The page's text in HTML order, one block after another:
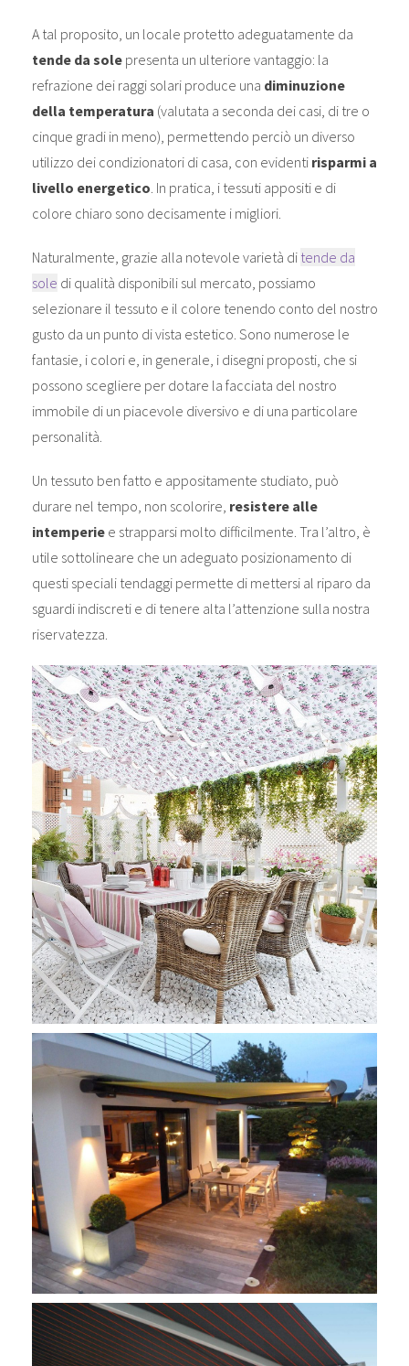
A tal proposito, un locale protetto adeguatamente da
tende da solepresenta un ulteriore vantaggio: la
refrazione dei raggi solari produce una diminuzione
della temperatura (valutata a seconda dei casi, di tre o
cinque gradi in meno), permettendo perciò un diverso
utilizzo dei condizionatori di casa, con evidenti risparmi a
livello energetico. In pratica, i tessuti appositi e di
colore chiaro sono decisamente i migliori.
Naturalmente, grazie alla notevole varietà di tende da
sole di qualità disponibili sul mercato, possiamo
selezionare il tessuto e il colore tenendo conto del nostro
gusto da un punto di vista estetico. Sono numerose le
fantasie, i colori e, in generale, i disegni proposti, che si
possono scegliere per dotare la facciata del nostro
immobile di un piacevole diversivo e di una particolare
personalità.
Un tessuto ben fatto e appositamente studiato, può
durare nel tempo, non scolorire, resistere alle
intemperiee strapparsi molto difficilmente. Tra l’altro, è
utile sottolineare che un adeguato posizionamento di
questi speciali tendaggi permette di mettersi al riparo da
sguardi indiscreti e di tenere alta l’attenzione sulla nostra
riservatezza.